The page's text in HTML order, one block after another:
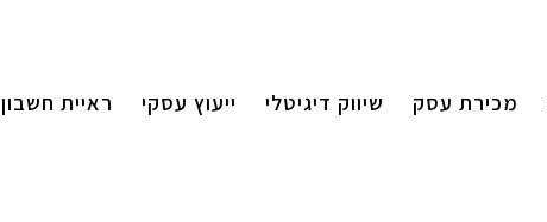
ראיית חשבון ייעוץ עסקי שיווק דיגיטלי מכירת עסק